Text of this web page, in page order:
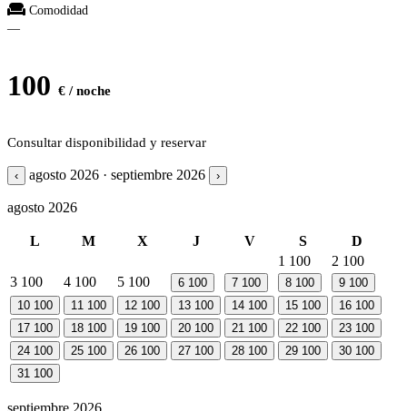
Comodidad
—
100 € / noche
Consultar disponibilidad y reservar
‹ agosto 2026 · septiembre 2026 ›
agosto 2026
L M X J V S
D
1 100 2 100
3 100 4 100 5 100 6 100 7 100 8 100 9 100
10 100 11 100 12 100 13 100 14 100 15 100 16 100
17 100 18 100 19 100 20 100 21 100 22 100 23 100
24 100 25 100 26 100 27 100 28 100 29 100 30 100
31 100
septiembre 2026